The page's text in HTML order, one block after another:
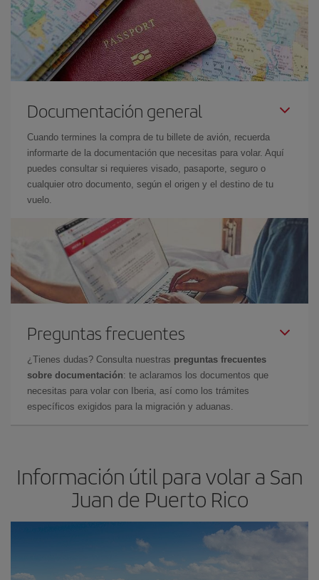
Documentación general
Cuando termines la compra de tu billete de avión, recuerda
informarte de la documentación que necesitas para volar. Aquí
puedes consultar si requieres visado, pasaporte, seguro o
cualquier otro documento, según el origen y el destino de tu
vuelo.
Preguntas frecuentes
¿Tienes dudas? Consulta nuestras preguntas frecuentes
sobre documentación: te aclaramos los documentos que
necesitas para volar con Iberia, así como los trámites
específicos exigidos para la migración y aduanas.
Información útil para volar a San
Juan de Puerto Rico